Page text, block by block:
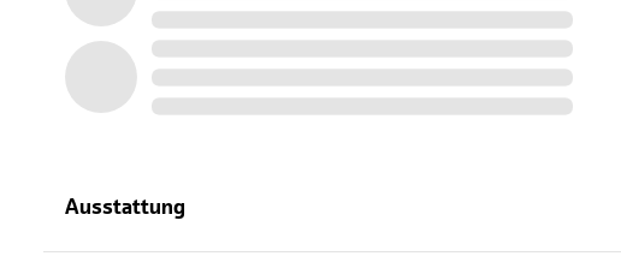
Ausstattung